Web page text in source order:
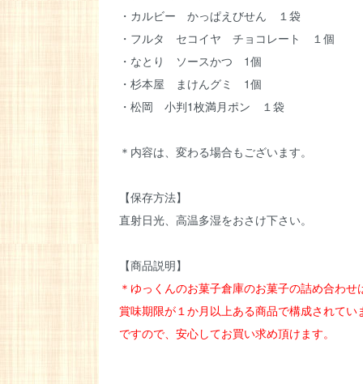
・カルビー かっぱえびせん １袋
・フルタ セコイヤ チョコレート １個
・なとり ソースかつ 1個
・杉本屋 まけんグミ 1個
・松岡 小判1枚満月ポン １袋
＊内容は、変わる場合もございます。
【保存方法】
直射日光、高温多湿をおさけ下さい。
【商品説明】
＊ゆっくんのお菓子倉庫のお菓子の詰め合わ
賞味期限が１か月以上ある商品で構成されてい
ですので、安心してお買い求め頂けます。